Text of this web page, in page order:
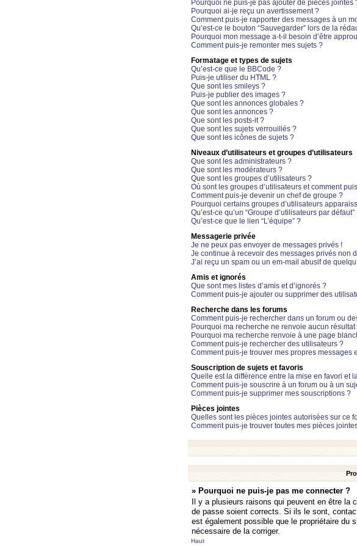
Pourquoi ne puis-je pas ajouter de pièces jointes
Pourquoi ai-je reçu un avertissement ?
Comment puis-je rapporter des messages à un
Qu’est-ce le bouton “Sauvegarder” lors de la
Pourquoi mon message a-t-il besoin d’être
Comment puis-je remonter mes sujets ?
Formatage et types de sujets
Qu’est-ce que le BBCode ?
Puis-je utiliser du HTML ?
Que sont les smileys ?
Puis-je publier des images ?
Que sont les annonces globales ?
Que sont les annonces ?
Que sont les posts-it ?
Que sont les sujets verrouillés ?
Que sont les icônes de sujets ?
Niveaux d’utilisateurs et groupes d’utilisateurs
Que sont les administrateurs ?
Que sont les modérateurs ?
Que sont les groupes d’utilisateurs ?
Où sont les groupes d’utilisateurs et comment
Comment puis-je devenir un chef de groupe ?
Pourquoi certains groupes d’utilisateurs
Qu’est-ce qu’un “Groupe d’utilisateurs par défaut”
Qu’est-ce que le lien “L’équipe” ?
Messagerie privée
Je ne peux pas envoyer de messages privés !
Je continue à recevoir des messages privés non
J’ai reçu un spam ou un em-mail abusif de
Amis et ignorés
Que sont mes listes d’amis et d’ignorés ?
Comment puis-je ajouter ou supprimer des
Recherche dans les forums
Comment puis-je rechercher dans un forum ou
Pourquoi ma recherche ne renvoie aucun résultat
Pourquoi ma recherche renvoie à une page
Comment puis-je rechercher des utilisateurs ?
Comment puis-je trouver mes propres messages
Souscription de sujets et favoris
Quelle est la différence entre la mise en favori et
Comment puis-je souscrire à un forum ou à un
Comment puis-je supprimer mes souscriptions ?
Pièces jointes
Quelles sont les pièces jointes autorisées sur ce
Comment puis-je trouver toutes mes pièces
» Pourquoi ne puis-je pas me connecter ?
Il y a plusieurs raisons qui peuvent en être
de passe soient corrects. Si ils le sont,
est également possible que le propriétaire du
nécessaire de la corriger.
Haut